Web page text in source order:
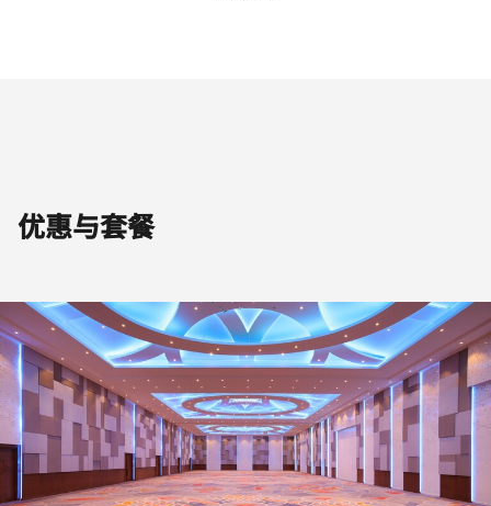
优惠与套餐